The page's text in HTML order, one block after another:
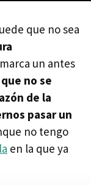
que no sea
un antes
que no se
de la
pasar un
no tengo
en la que ya